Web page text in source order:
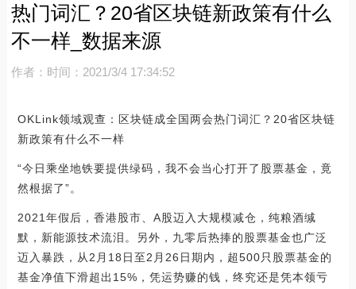
热门词汇？20省区块链新政策有什么
不一样_数据来源
作者： 时间：2021/3/4 17:34:52
OKLink领域观查：区块链成全国两会热门词汇？20省区块链
新政策有什么不一样
“今日乘坐地铁要提供绿码，我不会当心打开了股票基金，竟
然根据了”。
2021年假后，香港股市、A股迈入大规模减仓，纯粮酒缄
默，新能源技术流泪。另外，九零后热捧的股票基金也广泛
迈入暴跌，从2月18日至2月26日期内，超500只股票基金的
基金净值下滑超出15%，凭运势赚的钱，终究还是凭本领亏